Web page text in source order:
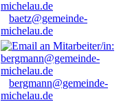
baetz@gemeinde-
michelau.de
bergmann@gemeinde-
michelau.de